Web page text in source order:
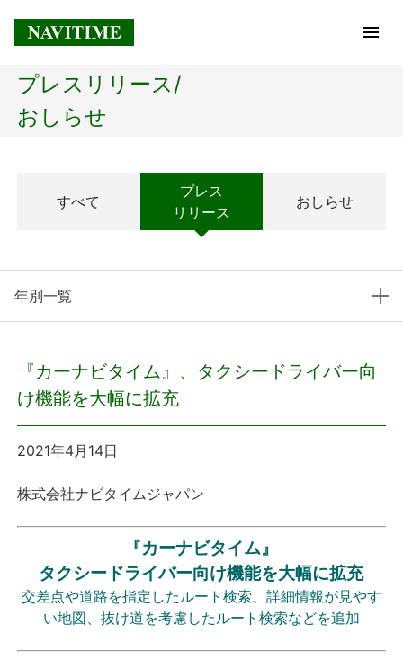
トップページ
経営理念
プレスリリース
プレスリリース
おしらせ
個人向けサービス
法人向けサービス
プレスリリース/
おしらせ
すべて
プレス
リリース
おしらせ
年別一覧
『カーナビタイム』、タクシードライバー向
け機能を大幅に拡充
2021年4月14日
株式会社ナビタイムジャパン
『カーナビタイム』
タクシードライバー向け機能を大幅に拡充
交差点や道路を指定したルート検索、詳細情報が見やす
い地図、抜け道を考慮したルート検索などを追加